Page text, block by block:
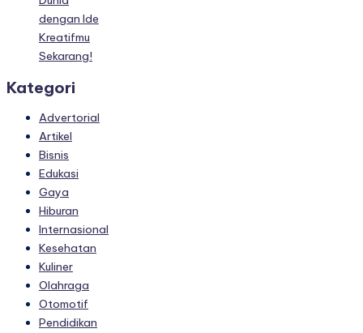
dengan Ide
Kreatifmu
Sekarang!
Kategori
Advertorial
Artikel
Bisnis
Edukasi
Gaya
Hiburan
Internasional
Kesehatan
Kuliner
Olahraga
Otomotif
Pendidikan